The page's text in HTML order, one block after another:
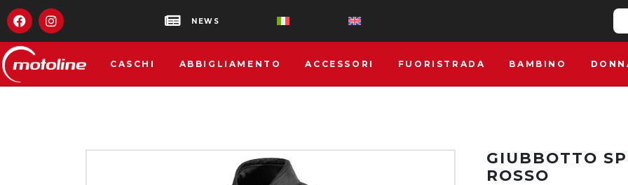
NEWS
CASCHI ABBIGLIAMENTO ACCESSORI FUORISTRADA BAMBINO
GIUBBOTTO
ROSSO